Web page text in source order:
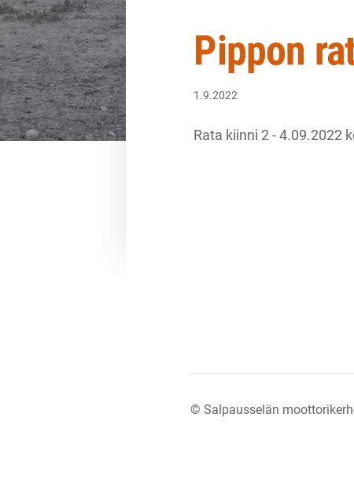
Pippon
1.9.2022
Rata kiinni 2 - 4.09.2022
© Salpausselän